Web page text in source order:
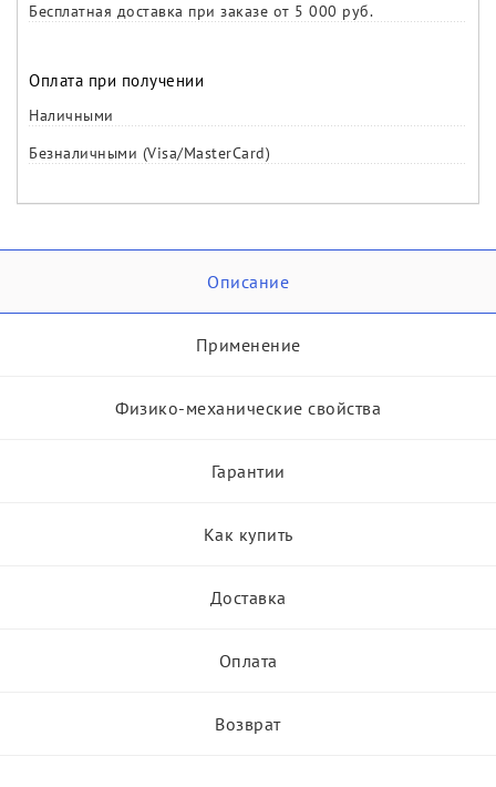
Бесплатная доставка при заказе от 5 000 руб.
Оплата при получении
Наличными
Безналичными (Visa/MasterCard)
Описание
Применение
Физико-механические свойства
Гарантии
Как купить
Доставка
Оплата
Возврат